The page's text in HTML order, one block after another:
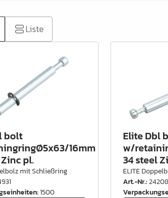
Liste
bolt
16mm
pl.
mit Schließring
:1500
Elite Dbl
w/
34 steel
ELITE
Art.-Nr.: